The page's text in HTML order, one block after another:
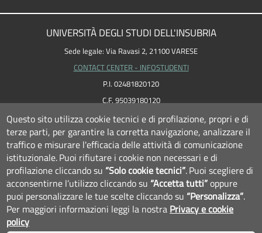
UNIVERSITÀ DEGLI STUDI DELL'INSUBRIA
Sede legale: Via Ravasi 2, 21100 VARESE
CONTACT CENTER - INFOSTUDENTI
P.I. 02481820120
C.F. 95039180120
PEC: ateneo @pec.uninsubria.it (vedi le altre caselle)
Questo sito utilizza cookie tecnici e di profilazione, propri e di
terze parti, per garantire la corretta navigazione, analizzare il
traffico e misurare l'efficacia delle attività di comunicazione
istituzionale.Puoi rifiutare i cookie non necessari e di
profilazione cliccando su “Solo cookie tecnici”.Puoi scegliere di
acconsentirne l’utilizzo cliccando su “Accetta tutti”oppure
puoi personalizzare le tue scelte cliccando su “Personalizza”.
Per maggiori informazioni leggi la nostra Privacy e cookie
policy